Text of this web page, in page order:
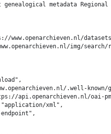
genealogical metadata
www.openarchieven.nl/
img/search/
.well-
api.openarchieven.nl/oai-
xml",